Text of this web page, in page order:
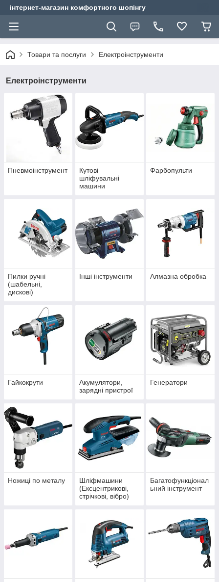
інтернет-магазин комфортного шопінгу
Товари та послуги Електроінструменти
Електроінструменти
Пневмоінструмент
Кутові
шліфувальні
машини
Фарбопульти
Пилки ручні
(шабельні,
дискові)
Інші інструменти Алмазна обробка
Гайкокрути
Акумулятори,
зарядні пристрої
Генератори
Ножиці по металу
Шліфмашини
(Ексцентрикові,
стрічкові, вібро)
Багатофункціонал
ьний інструмент